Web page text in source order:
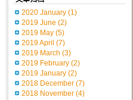
2020 January (1)
2019 June (2)
2019 May (5)
2019 April (7)
2019 March (3)
2019 February (2)
2019 January (2)
2018 December (7)
2018 November (4)